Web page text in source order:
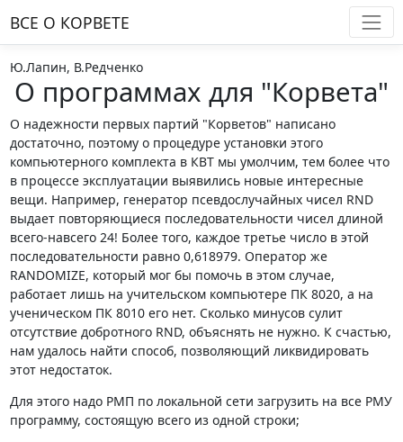
ВСЕ О КОРВЕТE
Ю.Лапин, В.Редченко
О программах для "Корвета"
О надежности первых партий "Корветов" написано
достаточно, поэтому о процедуре установки этого
компьютерного комплекта в КВТ мы умолчим, тем более что
в процессе эксплуатации выявились новые интересные
вещи. Например, генератор псевдослучайных чисел RND
выдает повторяющиеся последовательности чисел длиной
всего-навсего 24! Более того, каждое третье число в этой
последовательности равно 0,618979. Оператор же
RANDOMIZE, который мог бы помочь в этом случае,
работает лишь на учительском компьютере ПК 8020, а на
ученическом ПК 8010 его нет. Сколько минусов сулит
отсутствие добротного RND, объяснять не нужно. К счастью,
нам удалось найти способ, позволяющий ликвидировать
этот недостаток.
Для этого надо РМП по локальной сети загрузить на все РМУ
программу, состоящую всего из одной строки;